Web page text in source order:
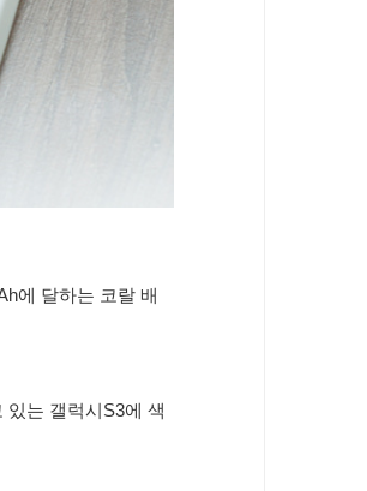
에 달하는 코랄 배
는 갤럭시S3에 색